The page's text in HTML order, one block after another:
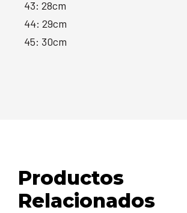
43: 28cm
44: 29cm
45: 30cm
Productos
Relacionados